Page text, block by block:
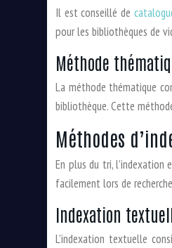
Il est conseillé de
pour les bibliothèques de
Méthode
La méthode thématique
bibliothèque. Cette
Méthodes
En plus du tri, l’indexation
facilement lors de
Indexation
L’indexation textuelle